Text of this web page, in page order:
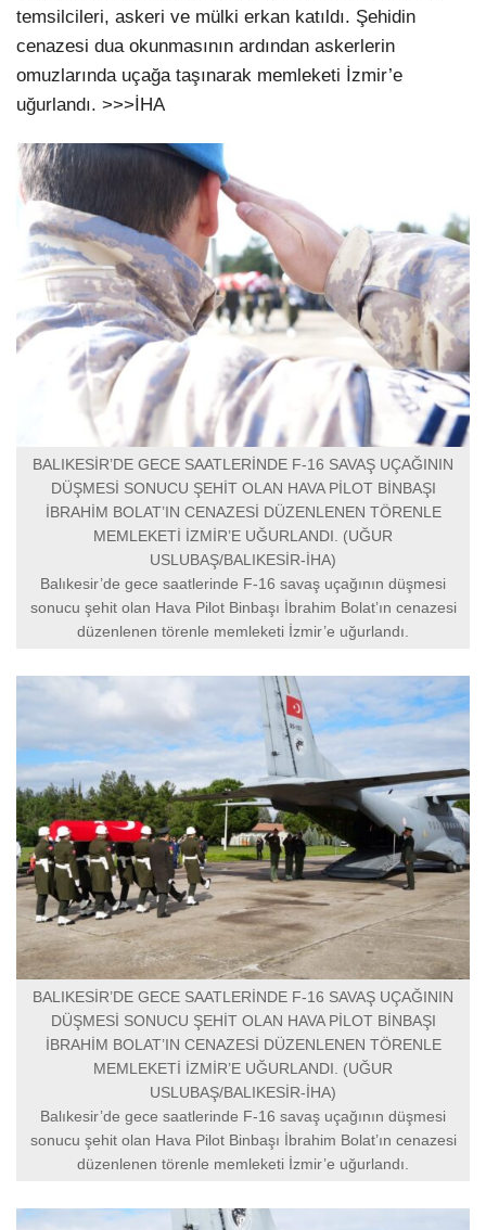
temsilcileri, askeri ve mülki erkan katıldı. Şehidin
cenazesi dua okunmasının ardından askerlerin
omuzlarında uçağa taşınarak memleketi İzmir’e
uğurlandı. >>>İHA
BALIKESİR’DE GECE SAATLERİNDE F-16 SAVAŞ UÇAĞININ
DÜŞMESİ SONUCU ŞEHİT OLAN HAVA PİLOT BİNBAŞI
İBRAHİM BOLAT’IN CENAZESİ DÜZENLENEN TÖRENLE
MEMLEKETİ İZMİR’E UĞURLANDI. (UĞUR
USLUBAŞ/BALIKESİR-İHA)
Balıkesir’de gece saatlerinde F-16 savaş uçağının düşmesi
sonucu şehit olan Hava Pilot Binbaşı İbrahim Bolat’ın cenazesi
düzenlenen törenle memleketi İzmir’e uğurlandı.
BALIKESİR’DE GECE SAATLERİNDE F-16 SAVAŞ UÇAĞININ
DÜŞMESİ SONUCU ŞEHİT OLAN HAVA PİLOT BİNBAŞI
İBRAHİM BOLAT’IN CENAZESİ DÜZENLENEN TÖRENLE
MEMLEKETİ İZMİR’E UĞURLANDI. (UĞUR
USLUBAŞ/BALIKESİR-İHA)
Balıkesir’de gece saatlerinde F-16 savaş uçağının düşmesi
sonucu şehit olan Hava Pilot Binbaşı İbrahim Bolat’ın cenazesi
düzenlenen törenle memleketi İzmir’e uğurlandı.